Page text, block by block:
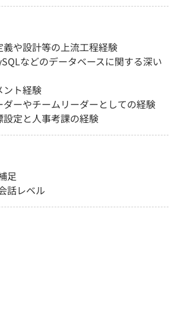
や設計等の上流工程経験
などのデータベースに関する深い
ント経験
ーやチームリーダーとしての経験
定と人事考課の経験
足
話レベル